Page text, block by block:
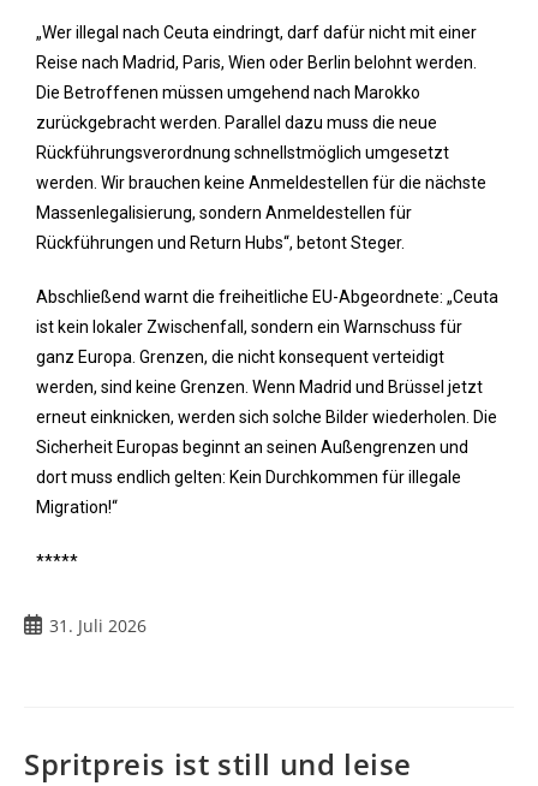
„Wer illegal nach Ceuta eindringt, darf dafür nicht mit einer
Reise nach Madrid, Paris, Wien oder Berlin belohnt werden.
Die Betroffenen müssen umgehend nach Marokko
zurückgebracht werden. Parallel dazu muss die neue
Rückführungsverordnung schnellstmöglich umgesetzt
werden. Wir brauchen keine Anmeldestellen für die nächste
Massenlegalisierung, sondern Anmeldestellen für
Rückführungen und Return Hubs“, betont Steger.
Abschließend warnt die freiheitliche EU-Abgeordnete: „Ceuta
ist kein lokaler Zwischenfall, sondern ein Warnschuss für
ganz Europa. Grenzen, die nicht konsequent verteidigt
werden, sind keine Grenzen. Wenn Madrid und Brüssel jetzt
erneut einknicken, werden sich solche Bilder wiederholen. Die
Sicherheit Europas beginnt an seinen Außengrenzen und
dort muss endlich gelten: Kein Durchkommen für illegale
Migration!“
*****
31. Juli 2026
Spritpreis ist still und leise